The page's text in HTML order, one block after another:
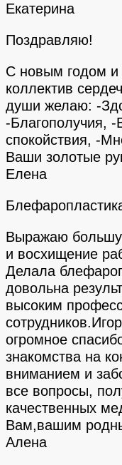
Екатерина
Поздравляю!
С новым годом и
коллектив
души желаю: -
-Благополучия,
спокойствия, -
Ваши золотые
Елена
Выражаю
и восхищение
Делала
довольна
высоким
огромное
знакомства на
вниманием и
все вопросы,
качественных
Вам,вашим
Алена